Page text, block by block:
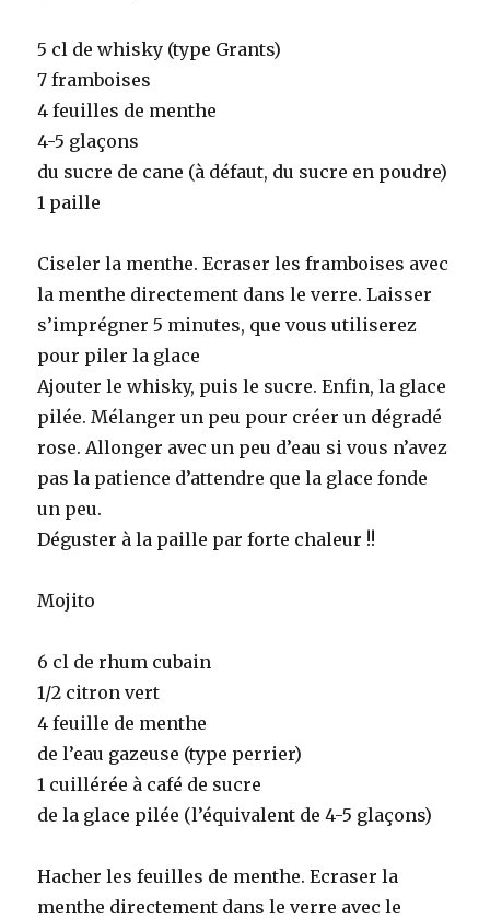
5 cl de whisky (type Grants)
7 framboises
4 feuilles de menthe
4-5 glaçons
du sucre de cane (à défaut, du sucre en poudre)
1 paille
Ciseler la menthe. Ecraser les framboises avec
la menthe directement dans le verre. Laisser
s’imprégner 5 minutes, que vous utiliserez
pour piler la glace
Ajouter le whisky, puis le sucre. Enfin, la glace
pilée. Mélanger un peu pour créer un dégradé
rose. Allonger avec un peu d’eau si vous n’avez
pas la patience d’attendre que la glace fonde
un peu.
Déguster à la paille par forte chaleur !!
Mojito
6 cl de rhum cubain
1/2 citron vert
4 feuille de menthe
de l’eau gazeuse (type perrier)
1 cuillérée à café de sucre
de la glace pilée (l’équivalent de 4-5 glaçons)
Hacher les feuilles de menthe. Ecraser la
menthe directement dans le verre avec le